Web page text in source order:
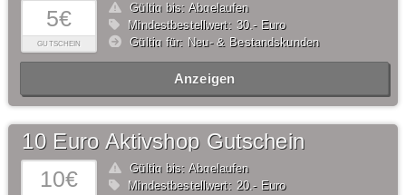
5€
GUTSCHEIN
Gültig bis: Abgelaufen
Mindestbestellwert: 30,- Euro
Gültig für: Neu- & Bestandskunden
Anzeigen
10€
10 Euro Aktivshop Gutschein
Gültig bis: Abgelaufen
Mindestbestellwert: 20,- Euro